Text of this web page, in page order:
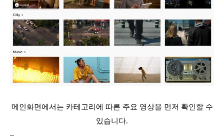
메인화면에서는 카테고리에 따른 주요 영상을 먼저 확인할 수
있습니다.
–